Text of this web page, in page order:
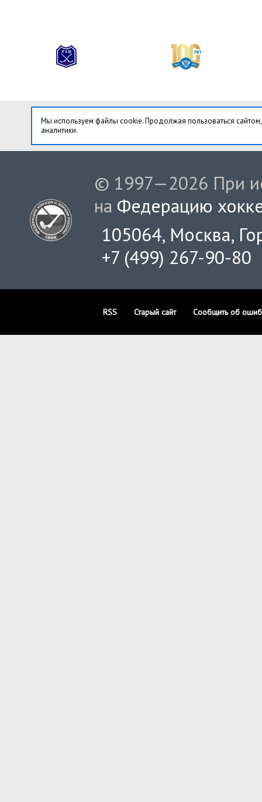
Мы используем файлы cookie. Продолжая пользоваться
аналитики.
© 1997—2026 При
на Федерацию
105064, Москва,
+7 (499) 267-90-80
RSS Старый сайт Сообщить об